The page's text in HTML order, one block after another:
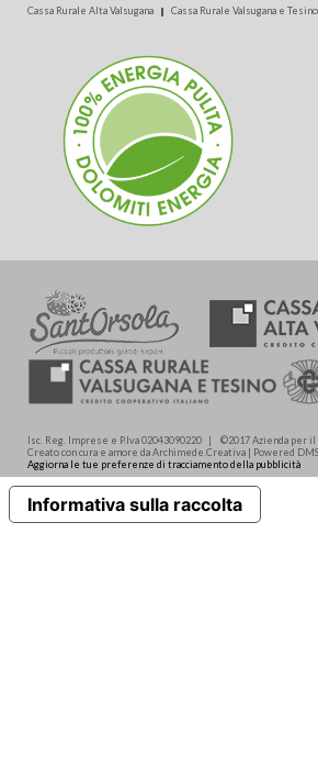
Cassa Rurale Alta Valsugana Cassa Rurale Valsugana e Tesino
Isc. Reg. Imprese e P.Iva 02043090220 | ©2017 Azienda per il
Creato con cura e amore da Archimede.Creativa | Powered
Aggiorna le tue preferenze di tracciamento della pubblicità
Informativa sulla raccolta